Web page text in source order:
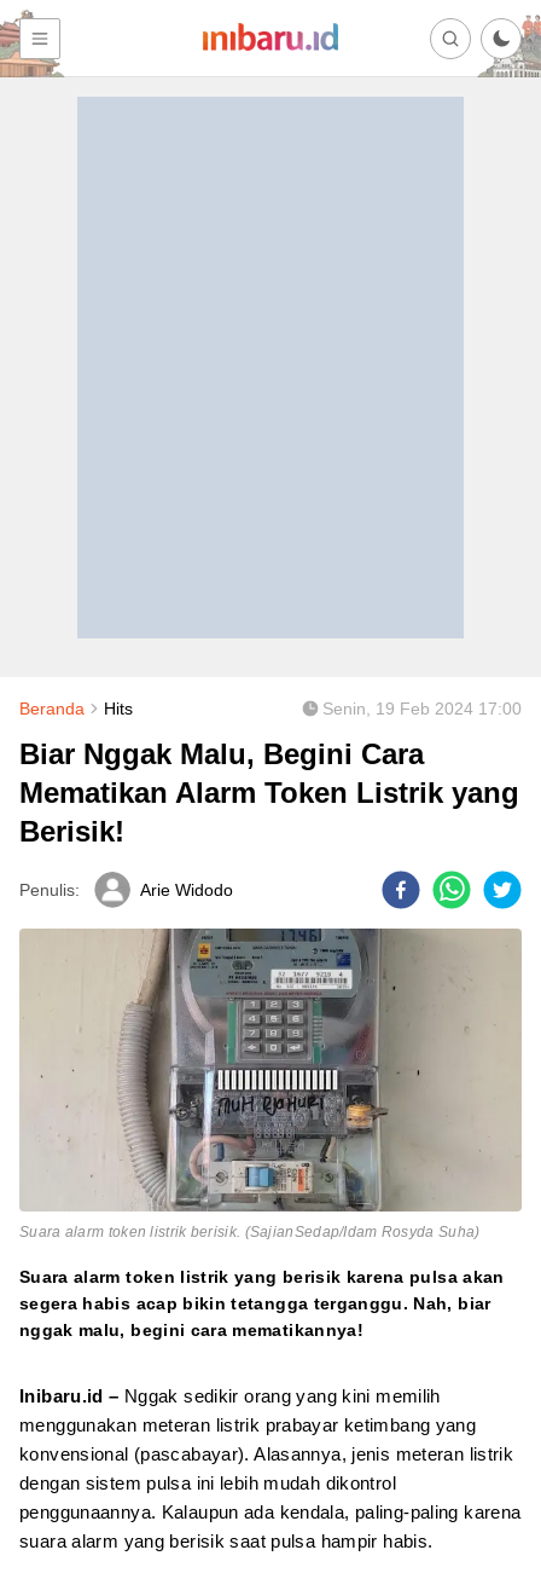
Beranda Hits Senin, 19 Feb 2024 17:00
Biar Nggak Malu, Begini Cara
Mematikan Alarm Token Listrik yang
Berisik!
Penulis: Arie Widodo
Suara alarm token listrik berisik. (SajianSedap/Idam Rosyda Suha)
Suara alarm token listrik yang berisik karena pulsa akan
segera habis acap bikin tetangga terganggu. Nah, biar
nggak malu, begini cara mematikannya!
Inibaru.id – Nggak sedikir orang yang kini memilih
menggunakan meteran listrik prabayar ketimbang yang
konvensional (pascabayar). Alasannya, jenis meteran listrik
dengan sistem pulsa ini lebih mudah dikontrol
penggunaannya. Kalaupun ada kendala, paling-paling karena
suara alarm yang berisik saat pulsa hampir habis.